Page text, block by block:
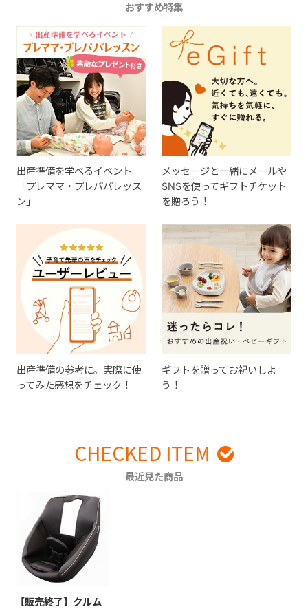
おすすめ特集
出産準備を学べるイベント
「プレママ・プレパパレッス
ン」
メッセージと一緒にメールや
SNSを使ってギフトチケット
を贈ろう！
出産準備の参考に。実際に使
ってみた感想をチェック！
ギフトを贈ってお祝いしよ
う！
CHECKED ITEM
最近見た商品
【販売終了】クルム